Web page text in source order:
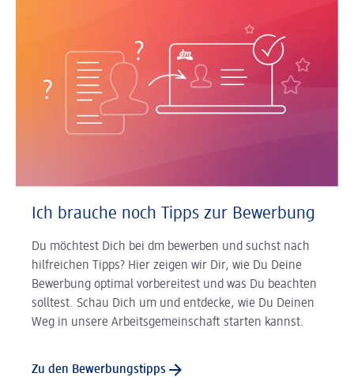
Ich brauche noch Tipps zur Bewerbung
Du möchtest Dich bei dm bewerben und suchst nach
hilfreichen Tipps? Hier zeigen wir Dir, wie Du Deine
Bewerbung optimal vorbereitest und was Du beachten
solltest. Schau Dich um und entdecke, wie Du Deinen
Weg in unsere Arbeitsgemeinschaft starten kannst.
Zu den Bewerbungstipps